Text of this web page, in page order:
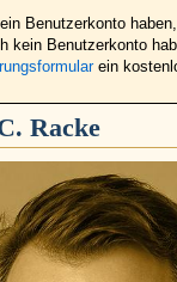
Benutzerkonto haben,
kein Benutzerkonto
ein
Racke